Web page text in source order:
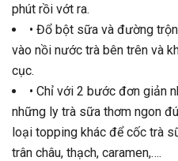
phút rồi vớt ra.
• Đổ bột sữa và đường
vào nồi nước trà bên trên và
cục.
• Chỉ với 2 bước đơn giản
những ly trà sữa thơm ngon
loại topping khác để cốc trà
trân châu, thạch, caramen,….